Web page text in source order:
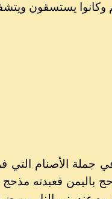
وكانوا يستسقون
جملة الأصنام
باليمن فعبدته